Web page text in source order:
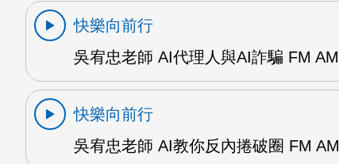
快樂向前行
吳宥忠老師 AI代理人與AI詐騙 FM AM
快樂向前行
吳宥忠老師 AI教你反內捲破圈 FM AM